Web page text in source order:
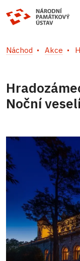
Náchod Akce
Noční